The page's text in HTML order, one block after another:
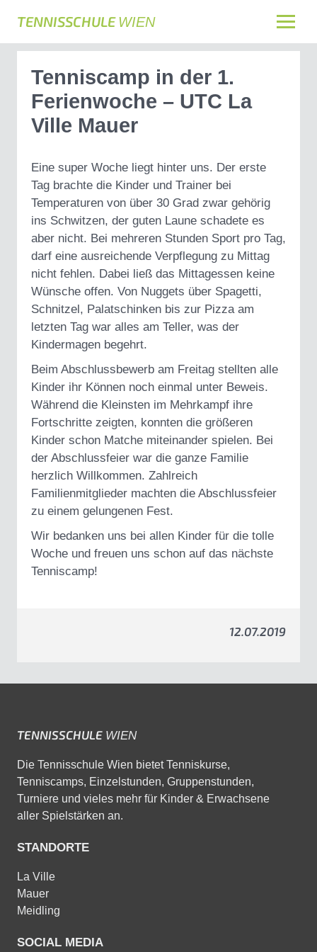
TENNISSCHULEWIEN
Tenniscamp in der 1.
Ferienwoche – UTC La
Ville Mauer
Eine super Woche liegt hinter uns. Der erste
Tag brachte die Kinder und Trainer bei
Temperaturen von über 30 Grad zwar gehörig
ins Schwitzen, der guten Laune schadete es
aber nicht. Bei mehreren Stunden Sport pro Tag,
darf eine ausreichende Verpflegung zu Mittag
nicht fehlen. Dabei ließ das Mittagessen keine
Wünsche offen. Von Nuggets über Spagetti,
Schnitzel, Palatschinken bis zur Pizza am
letzten Tag war alles am Teller, was der
Kindermagen begehrt.
Beim Abschlussbewerb am Freitag stellten alle
Kinder ihr Können noch einmal unter Beweis.
Während die Kleinsten im Mehrkampf ihre
Fortschritte zeigten, konnten die größeren
Kinder schon Matche miteinander spielen. Bei
der Abschlussfeier war die ganze Familie
herzlich Willkommen. Zahlreich
Familienmitglieder machten die Abschlussfeier
zu einem gelungenen Fest.
Wir bedanken uns bei allen Kinder für die tolle
Woche und freuen uns schon auf das nächste
Tenniscamp!
12.07.2019
TENNISSCHULE WIEN
Die Tennisschule Wien bietet Tenniskurse,
Tenniscamps, Einzelstunden, Gruppenstunden,
Turniere und vieles mehr für Kinder & Erwachsene
aller Spielstärken an.
STANDORTE
La Ville
Mauer
Meidling
SOCIAL MEDIA